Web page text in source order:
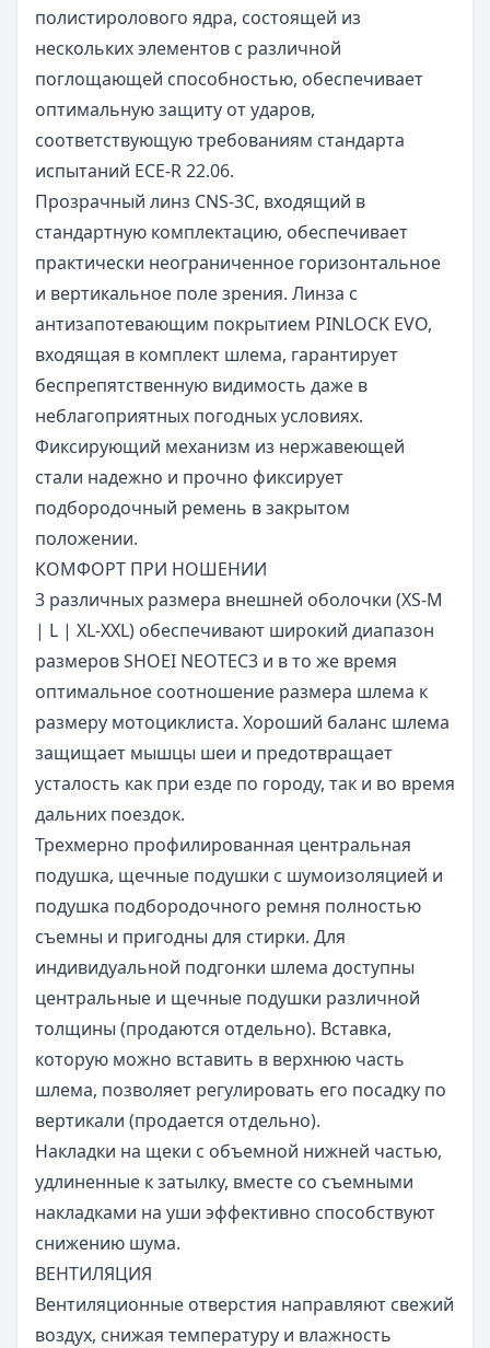
полистиролового ядра, состоящей из
нескольких элементов с различной
поглощающей способностью, обеспечивает
оптимальную защиту от ударов,
соответствующую требованиям стандарта
испытаний ECE-R 22.06.
Прозрачный линз CNS-3C, входящий в
стандартную комплектацию, обеспечивает
практически неограниченное горизонтальное
и вертикальное поле зрения. Линза с
антизапотевающим покрытием PINLOCK EVO,
входящая в комплект шлема, гарантирует
беспрепятственную видимость даже в
неблагоприятных погодных условиях.
Фиксирующий механизм из нержавеющей
стали надежно и прочно фиксирует
подбородочный ремень в закрытом
положении.
КОМФОРТ ПРИ НОШЕНИИ
3 различных размера внешней оболочки (XS-M
| L | XL-XXL) обеспечивают широкий диапазон
размеров SHOEI NEOTEC3 и в то же время
оптимальное соотношение размера шлема к
размеру мотоциклиста. Хороший баланс шлема
защищает мышцы шеи и предотвращает
усталость как при езде по городу, так и во время
дальних поездок.
Трехмерно профилированная центральная
подушка, щечные подушки с шумоизоляцией и
подушка подбородочного ремня полностью
съемны и пригодны для стирки. Для
индивидуальной подгонки шлема доступны
центральные и щечные подушки различной
толщины (продаются отдельно). Вставка,
которую можно вставить в верхнюю часть
шлема, позволяет регулировать его посадку по
вертикали (продается отдельно).
Накладки на щеки с объемной нижней частью,
удлиненные к затылку, вместе со съемными
накладками на уши эффективно способствуют
снижению шума.
ВЕНТИЛЯЦИЯ
Вентиляционные отверстия направляют свежий
воздух, снижая температуру и влажность